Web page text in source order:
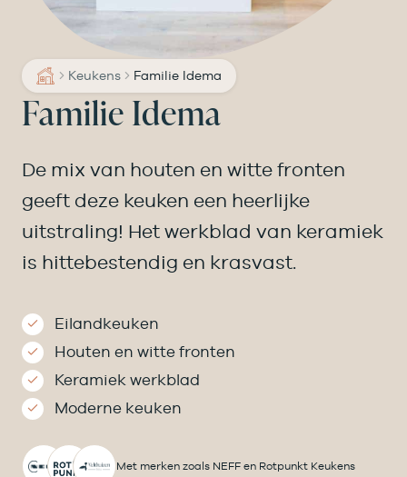
Keukens Familie Idema
Familie Idema
De mix van houten en witte fronten
geeft deze keuken een heerlijke
uitstraling! Het werkblad van keramiek
is hittebestendig en krasvast.
Eilandkeuken
Houten en witte fronten
Keramiek werkblad
Moderne keuken
Met merken zoals NEFF en Rotpunkt Keukens